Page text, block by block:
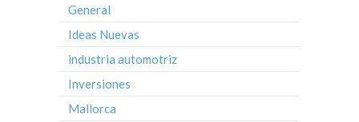
General
Ideas Nuevas
industria automotriz
Inversiones
Mallorca